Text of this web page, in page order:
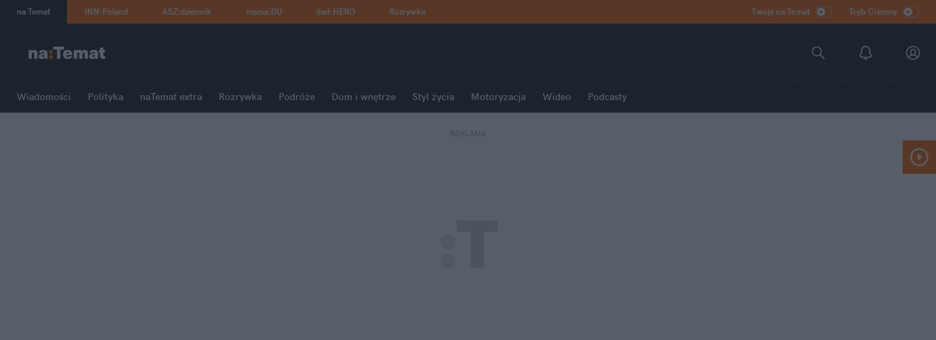
na:Temat INN:Poland ASZ:dziennik mama:DU dad:HERO Rozrywka Twoje na:Temat Tryb Ciemny
Wiadomości Polityka naTemat extra Rozrywka Podróże Dom i wnętrze Styl życia Motoryzacja Wideo Podcasty
REKLAMA